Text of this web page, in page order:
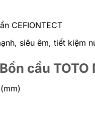
CEFIONTECT
siêu êm, tiết kiệm
cầu